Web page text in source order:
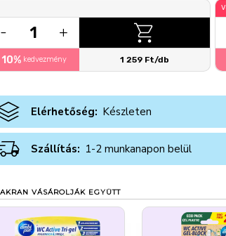
- 1 +
10% kedvezmény 1 259 Ft/db
Elérhetőség: Készleten
Szállítás: 1-2 munkanapon belül
VÁSÁROLJÁK EGYÜTT